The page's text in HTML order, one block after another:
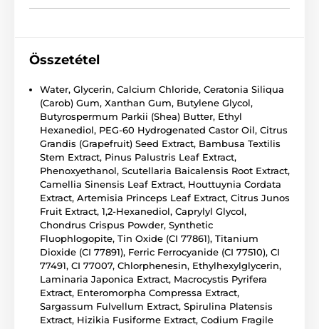
Összetétel
Water, Glycerin, Calcium Chloride, Ceratonia Siliqua
(Carob) Gum, Xanthan Gum, Butylene Glycol,
Butyrospermum Parkii (Shea) Butter, Ethyl
Hexanediol, PEG-60 Hydrogenated Castor Oil, Citrus
Grandis (Grapefruit) Seed Extract, Bambusa Textilis
Stem Extract, Pinus Palustris Leaf Extract,
Phenoxyethanol, Scutellaria Baicalensis Root Extract,
Camellia Sinensis Leaf Extract, Houttuynia Cordata
Extract, Artemisia Princeps Leaf Extract, Citrus Junos
Fruit Extract, 1,2-Hexanediol, Caprylyl Glycol,
Chondrus Crispus Powder, Synthetic
Fluophlogopite, Tin Oxide (CI 77861), Titanium
Dioxide (CI 77891), Ferric Ferrocyanide (CI 77510), CI
77491, CI 77007, Chlorphenesin, Ethylhexylglycerin,
Laminaria Japonica Extract, Macrocystis Pyrifera
Extract, Enteromorpha Compressa Extract,
Sargassum Fulvellum Extract, Spirulina Platensis
Extract, Hizikia Fusiforme Extract, Codium Fragile